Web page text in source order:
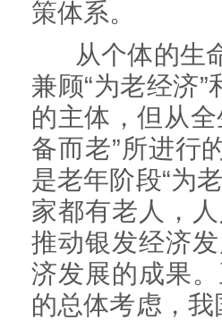
策体系。
从个体的生
兼顾“为老经济
的主体，但从
备而老”所进行
是老年阶段“为
家都有老人，
推动银发经济
济发展的成果
的总体考虑，我